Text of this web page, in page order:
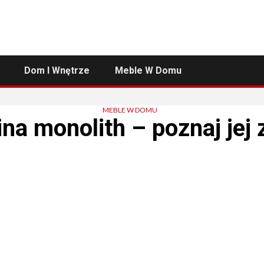
Dom I Wnętrze Meble W Domu
MEBLE W DOMU
monolith – poznaj jej